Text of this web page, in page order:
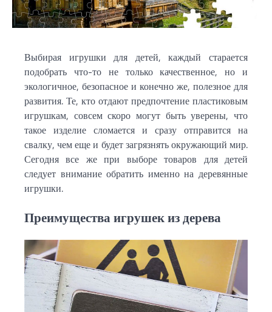
Выбирая игрушки для детей, каждый старается
подобрать что-то не только качественное, но и
экологичное, безопасное и конечно же, полезное для
развития. Те, кто отдают предпочтение пластиковым
игрушкам, совсем скоро могут быть уверены, что
такое изделие сломается и сразу отправится на
свалку, чем еще и будет загрязнять окружающий мир.
Сегодня все же при выборе товаров для детей
следует внимание обратить именно на деревянные
игрушки.
Преимущества игрушек из дерева